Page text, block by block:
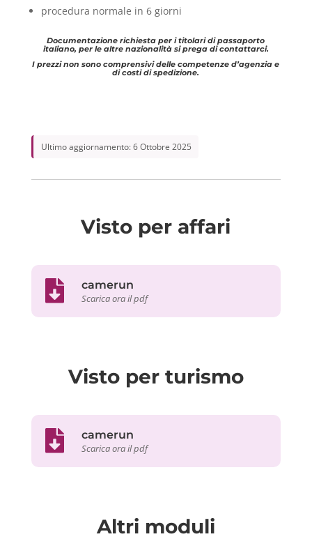
procedura normale in 6 giorni
Documentazione richiesta per i titolari di passaporto
italiano, per le altre nazionalità si prega di contattarci.
I prezzi non sono comprensivi delle competenze d’agenzia e
di costi di spedizione.
Ultimo aggiornamento: 6 Ottobre 2025
Visto per affari
camerun
Scarica ora il pdf
Visto per turismo
camerun
Scarica ora il pdf
Altri moduli